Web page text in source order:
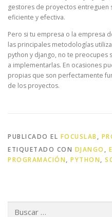
gestores de proyectos entreguen
eficiente y efectiva.
Pero si tu empresa o la empresa
las principales metodologías
python y django, no te
a implementarlas. En ocasiones
propias que son perfectamente
de los proyectos.
PUBLICADO EL FOCUSLAB ,
ETIQUETADO CON DJANGO ,
PROGRAMACIÓN, PYTHON,